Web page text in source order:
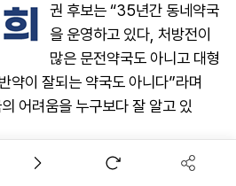
권 후보는 “35년간 동네약국
을 운영하고 있다, 처방전이
많은 문전약국도 아니고 대형
약이 잘되는 약국도 아니다”라며
어려움을 누구보다 잘 알고 있
의 건강파수꾼으로서 보람은 크지